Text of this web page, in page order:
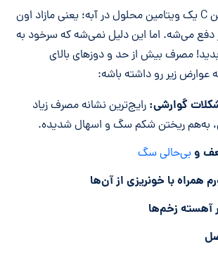
یادتون باشه ویتامین C یک ویتامین محلول در آبه؛ یعنی مازاد اون
دفع می‌شه. اما این دلیل نمی‌شه که سرخود به
مصرف بیش از حد و دوزهای بالای
عوارض زیر رو داشته باشه:
گوارشی: رایج‌ترین نشانه مصرف زیاد
به‌هم ریختن شکم سگ و اسهال شدیده.
و بی‌حالی سگ
همراه با خونریزی از آن‌ها
آهسته زخم‌ها